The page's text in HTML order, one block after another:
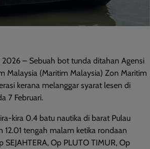
2026 – Sebuah bot tunda ditahan Agensi
Malaysia (Maritim Malaysia) Zon Maritim
kerana melanggar syarat lesen di
7 Februari.
kira 0.4 batu nautika di barat Pulau
12.01 tengah malam ketika rondaan
SEJAHTERA, Op PLUTO TIMUR, Op